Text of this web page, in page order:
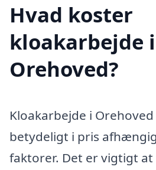
Hvad koster
kloakarbejde i
Orehoved?
Kloakarbejde i
betydeligt i pris
faktorer. Det er vigtigt